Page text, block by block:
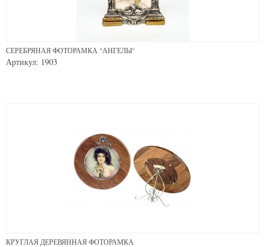
СЕРЕБРЯНАЯ ФОТОРАМКА "АНГЕЛЫ"
Артикул: 1903
КРУГЛАЯ ДЕРЕВЯННАЯ ФОТОРАМКА